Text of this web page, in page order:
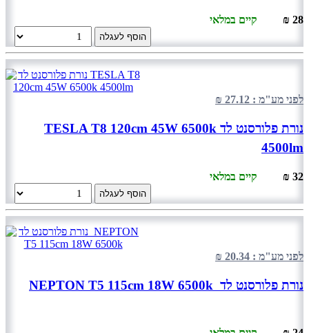
28 ₪ קיים במלאי
הוסף לעגלה
לפני מע"מ : 27.12 ₪
נורת פלורסנט לד TESLA T8 120cm 45W 6500k
4500lm
32 ₪ קיים במלאי
הוסף לעגלה
לפני מע"מ : 20.34 ₪
נורת פלורסנט לד NEPTON T5 115cm 18W 6500k